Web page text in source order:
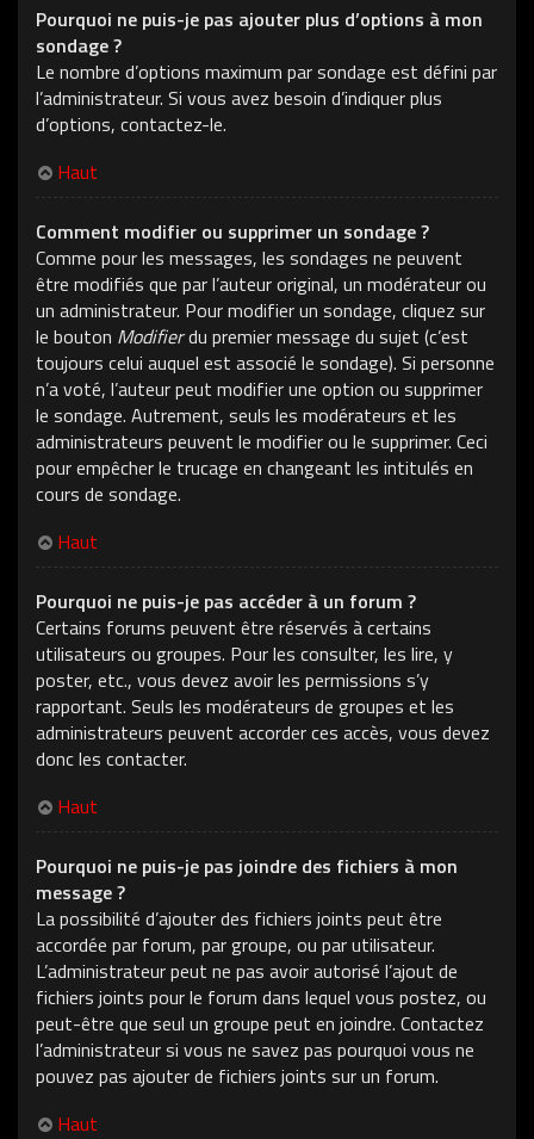
Pourquoi ne puis-je pas ajouter plus d’options à mon
sondage ?
Le nombre d’options maximum par sondage est défini par
l’administrateur. Si vous avez besoin d’indiquer plus
d’options, contactez-le.
Haut
Comment modifier ou supprimer un sondage ?
Comme pour les messages, les sondages ne peuvent
être modifiés que par l’auteur original, un modérateur ou
un administrateur. Pour modifier un sondage, cliquez sur
le bouton Modifierdu premier message du sujet (c’est
toujours celui auquel est associé le sondage). Si personne
n’a voté, l’auteur peut modifier une option ou supprimer
le sondage. Autrement, seuls les modérateurs et les
administrateurs peuvent le modifier ou le supprimer. Ceci
pour empêcher le trucage en changeant les intitulés en
cours de sondage.
Haut
Pourquoi ne puis-je pas accéder à un forum ?
Certains forums peuvent être réservés à certains
utilisateurs ou groupes. Pour les consulter, les lire, y
poster, etc., vous devez avoir les permissions s’y
rapportant. Seuls les modérateurs de groupes et les
administrateurs peuvent accorder ces accès, vous devez
donc les contacter.
Haut
Pourquoi ne puis-je pas joindre des fichiers à mon
message ?
La possibilité d’ajouter des fichiers joints peut être
accordée par forum, par groupe, ou par utilisateur.
L’administrateur peut ne pas avoir autorisé l’ajout de
fichiers joints pour le forum dans lequel vous postez, ou
peut-être que seul un groupe peut en joindre. Contactez
l’administrateur si vous ne savez pas pourquoi vous ne
pouvez pas ajouter de fichiers joints sur un forum.
Haut